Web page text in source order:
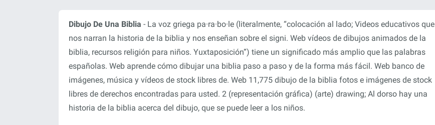
Dibujo De Una Biblia - La voz griega pa·ra·bo·le (literalmente, “colocación al lado; Videos educativos que
nos narran la historia de la biblia y nos enseñan sobre el signi. Web vídeos de dibujos animados de la
biblia, recursos religión para niños. Yuxtaposición”) tiene un significado más amplio que las palabras
españolas. Web aprende cómo dibujar una biblia paso a paso y de la forma más fácil. Web banco de
imágenes, música y vídeos de stock libres de. Web 11,775 dibujo de la biblia fotos e imágenes de stock
libres de derechos encontradas para usted. 2 (representación gráfica) (arte) drawing; Al dorso hay una
historia de la biblia acerca del dibujo, que se puede leer a los niños.